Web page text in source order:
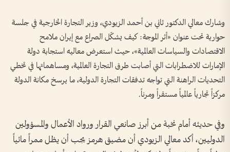
وشارك معالي الدكتور ثاني بن أحمد الزيودي، وزير التجارة الخارجية في جلسة
حوارية تحت عنوان «أثر الموجة: كيف يشكّل الصراع مع إيران ملامح
الاقتصادات والسياسات العالمية»، حيث استعرض معاليه استجابة دولة
الإمارات للاضطرابات التي أصابت طرق التجارة العالمية، ومساهماتها في تخطي
التحديات الراهنة التي تواجه تدفقات التجارة الدولية، ما يرسخ مكانة الدولة
مركزاً تجارياً عالمياً مستقراً ومرناً.
وفي حديثه أمام نخبة من أبرز صانعي القرار ورواد الأعمال والمسؤولين
الدوليين، أكد معالي الزيودي أن مضيق هرمز يجب أن يظل ممراً مائياً